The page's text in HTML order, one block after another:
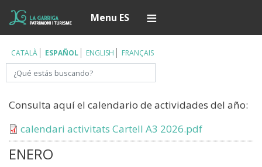
contenido
principal
Menu ES
CATALÀ ESPAÑOL ENGLISH FRANÇAIS
Buscar
​Consulta aquí el calendario de actividades del año:
Documento
calendari activitats Cartell A3 2026.pdf
ENERO